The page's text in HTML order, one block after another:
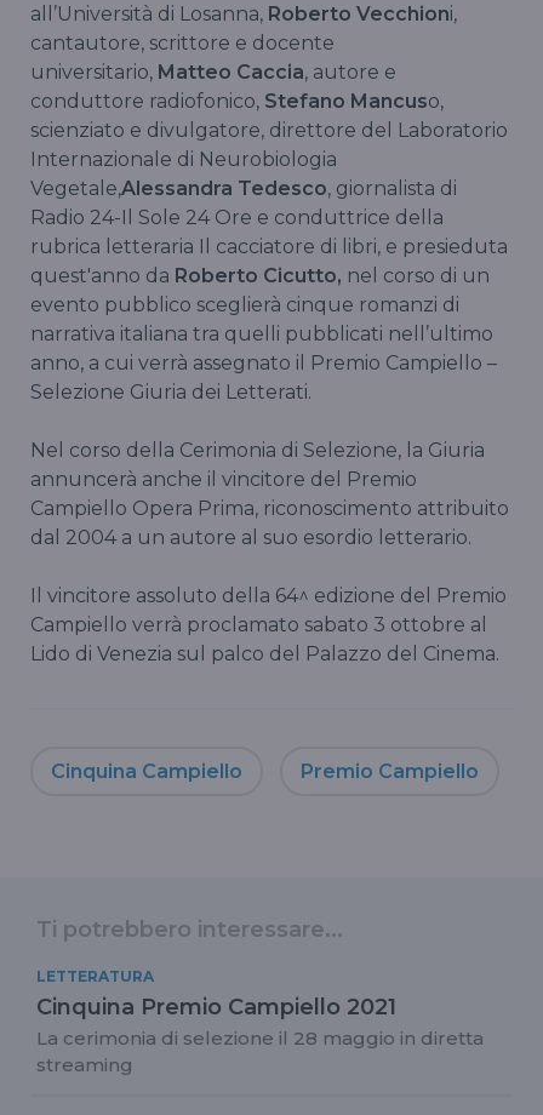
all’Università di Losanna, Roberto Vecchioni,
cantautore, scrittore e docente
universitario, Matteo Caccia, autore e
conduttore radiofonico, Stefano Mancuso,
scienziato e divulgatore, direttore del Laboratorio
Internazionale di Neurobiologia
Vegetale,Alessandra Tedesco, giornalista di
Radio 24-Il Sole 24 Ore e conduttrice della
rubrica letteraria Il cacciatore di libri, e presieduta
quest'anno da Roberto Cicutto, nel corso di un
evento pubblico sceglierà cinque romanzi di
narrativa italiana tra quelli pubblicati nell’ultimo
anno, a cui verrà assegnato il Premio Campiello –
Selezione Giuria dei Letterati.
Nel corso della Cerimonia di Selezione, la Giuria
annuncerà anche il vincitore del Premio
Campiello Opera Prima, riconoscimento attribuito
dal 2004 a un autore al suo esordio letterario.
Il vincitore assoluto della 64^ edizione del Premio
Campiello verrà proclamato sabato 3 ottobre al
Lido di Venezia sul palco del Palazzo del Cinema.
Cinquina Campiello Premio Campiello
Ti potrebbero interessare...
LETTERATURA
Cinquina Premio Campiello 2021
La cerimonia di selezione il 28 maggio in diretta
streaming